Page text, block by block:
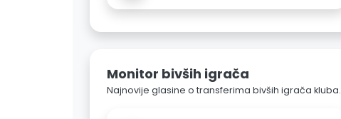
Monitor bivših igrača
Najnovije glasine o transferima bivših igrača kluba.